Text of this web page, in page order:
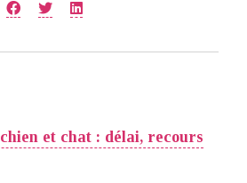
et chat : délai, recours